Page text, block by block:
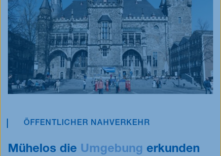
ÖFFENTLICHER NAHVERKEHR
Mühelos die Umgebung erkunden